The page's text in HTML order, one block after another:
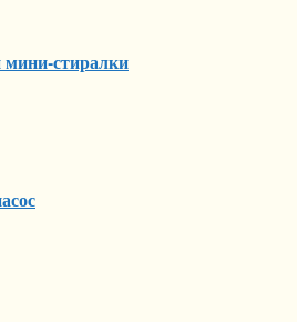
мини-стиралки